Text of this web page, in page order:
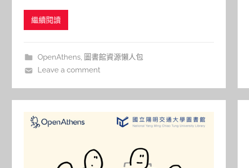
使用電子資源時，您將有兩種不同的操作路徑可供
除瀏覽歷史的情況下
繼續閱讀
OpenAthens, 圖書館資源懶人包
Leave a comment